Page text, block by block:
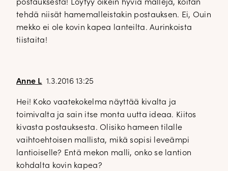
postauksesta! Löytyy oikein hyviä malleja, koitan
tehdä niisät hamemalleistakin postauksen. Ei, Ouin
mekko ei ole kovin kapea lanteilta. Aurinkoista
tiistaita!
Anne L 1.3.2016 13:25
Hei! Koko vaatekokelma näyttää kivalta ja
toimivalta ja sain itse monta uutta ideaa. Kiitos
kivasta postauksesta. Olisiko hameen tilalle
vaihtoehtoisen mallista, mikä sopisi leveämpi
lantioiselle? Entä mekon malli, onko se lantion
kohdalta kovin kapea?